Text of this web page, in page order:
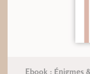
Ebook : Énigmes